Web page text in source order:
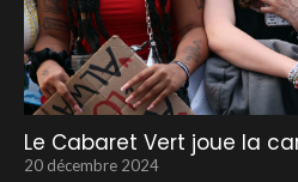
Le Cabaret Vert joue la
20 décembre 2024